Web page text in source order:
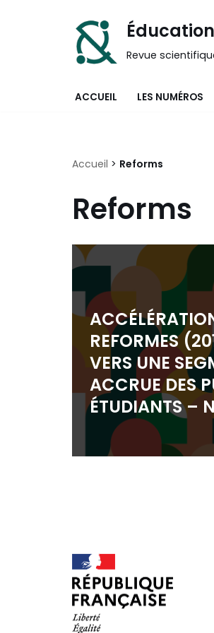
Revue
ACCUEIL LES NUMÉROS
Accueil > Reforms
Reforms
REFORMES
VERS UNE
ACCRUE DES
ÉTUDIANTS –